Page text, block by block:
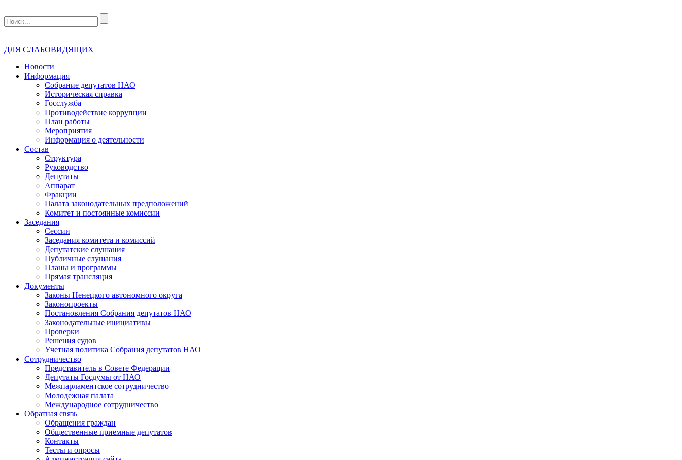
ДЛЯ СЛАБОВИДЯЩИХ
Новости
Информация
Собрание депутатов НАО
Историческая справка
Госслужба
Противодействие коррупции
План работы
Мероприятия
Информация о деятельности
Состав
Структура
Руководство
Депутаты
Аппарат
Фракции
Палата законодательных предположений
Комитет и постоянные комиссии
Заседания
Сессии
Заседания комитета и комиссий
Депутатские слушания
Публичные слушания
Планы и программы
Прямая трансляция
Документы
Законы Ненецкого автономного округа
Законопроекты
Постановления Собрания депутатов НАО
Законодательные инициативы
Проверки
Решения судов
Учетная политика Собрания депутатов НАО
Сотрудничество
Представитель в Совете Федерации
Депутаты Госдумы от НАО
Межпарламентское сотрудничество
Молодежная палата
Международное сотрудничество
Обратная cвязь
Обращения граждан
Общественные приемные депутатов
Контакты
Тесты и опросы